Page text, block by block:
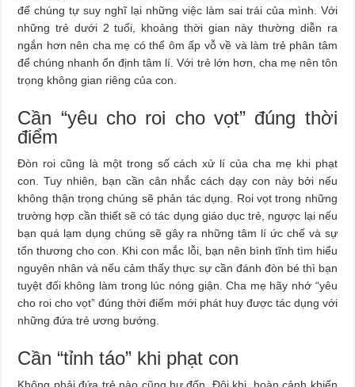
để chúng tự suy nghĩ lại những việc làm sai trái của mình. Với
những trẻ dưới 2 tuổi, khoảng thời gian này thường diễn ra
ngắn hơn nên cha mẹ có thể ôm ấp vỗ về và làm trẻ phân tâm
để chúng nhanh ổn định tâm lí. Với trẻ lớn hơn, cha mẹ nên tôn
trọng không gian riêng của con.
Cần “yêu cho roi cho vọt” đúng thời
điểm
Đòn roi cũng là một trong số cách xử lí của cha mẹ khi phạt
con. Tuy nhiên, bạn cần cân nhắc cách dạy con này bởi nếu
không thận trọng chúng sẽ phản tác dụng. Roi vọt trong những
trường hợp cần thiết sẽ có tác dụng giáo dục trẻ, ngược lại nếu
bạn quá lạm dụng chúng sẽ gây ra những tâm lí ức chế và sự
tổn thương cho con. Khi con mắc lỗi, bạn nên bình tĩnh tìm hiểu
nguyên nhân và nếu cảm thấy thực sự cần đánh đòn bé thì bạn
tuyệt đối không làm trong lúc nóng giận. Cha mẹ hãy nhớ “yêu
cho roi cho vọt” đúng thời điểm mới phát huy được tác dụng với
những đứa trẻ ương bướng.
Cần “tỉnh táo” khi phạt con